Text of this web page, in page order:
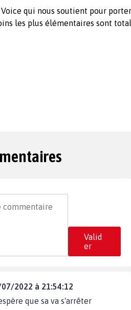
qui nous soutient pour
les plus élémentaires sont
Valid
er
2022 à 21:54:12
que sa va s'arrêter